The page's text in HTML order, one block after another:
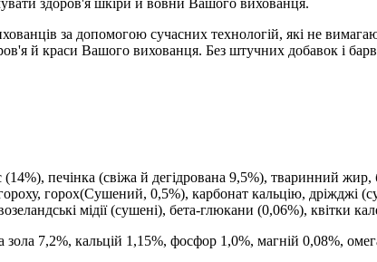
за допомогою сучасних технологій, які не
й краси Вашого вихованця. Без штучних добавок і
печінка (свіжа й дегідрована 9,5%), тваринний жир,
горох(Сушений, 0,5%), карбонат кальцію,
мідії (сушені), бета-глюкани (0,06%), квітки
7,2%, кальцій 1,15%, фосфор 1,0%, магній 0,08%,